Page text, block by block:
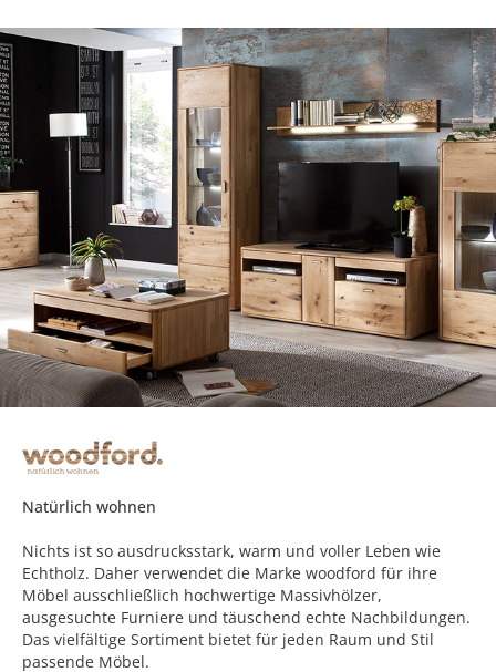
Natürlich wohnen
Nichts ist so ausdrucksstark, warm und voller Leben wie
Echtholz. Daher verwendet die Marke woodford für ihre
Möbel ausschließlich hochwertige Massivhölzer,
ausgesuchte Furniere und täuschend echte Nachbildungen.
Das vielfältige Sortiment bietet für jeden Raum und Stil
passende Möbel.